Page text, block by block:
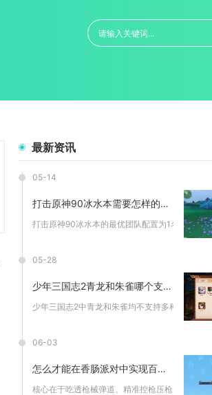
最新资讯
05-14
打击原神90冰水本需要怎样的团队配置
打击原神90冰水本的最优团队配置为1名高频冰系
05-28
少年三国志2青龙和朱雀哪个支持多种语言
少年三国志2中青龙和朱雀均不支持多种语言，游
06-03
怎么才能在香肠派对中实现百发百中
核心在于吃透枪械弹道、精准控枪压枪、优化瞄